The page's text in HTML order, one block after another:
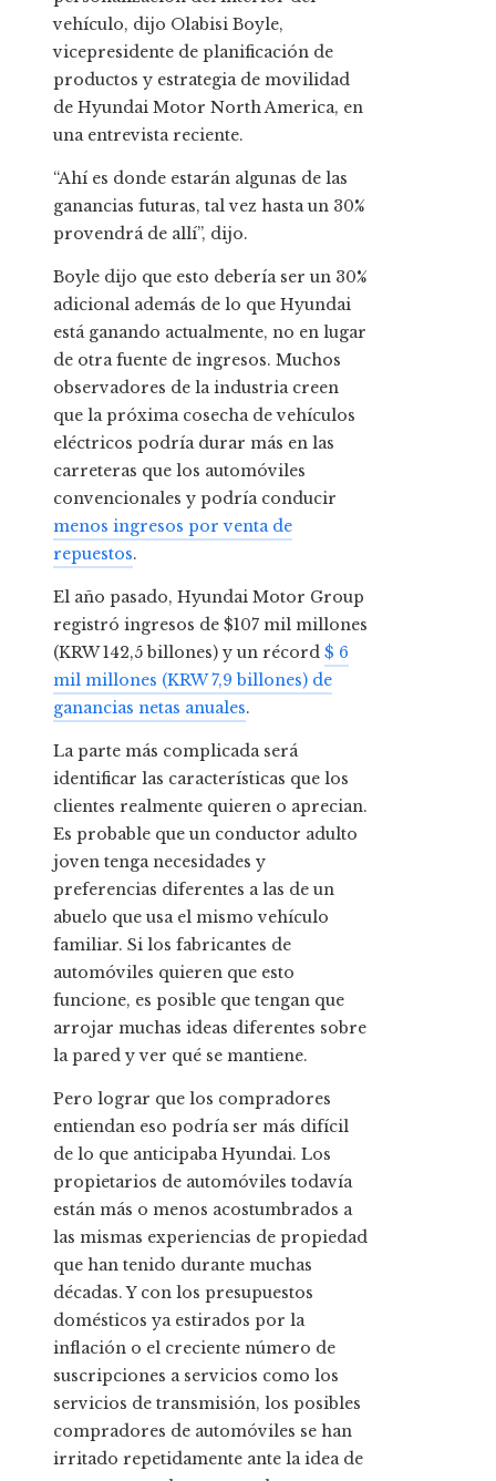
vehículo, dijo Olabisi Boyle,
vicepresidente de planificación de
productos y estrategia de movilidad
de Hyundai Motor North America, en
una entrevista reciente.
“Ahí es donde estarán algunas de las
ganancias futuras, tal vez hasta un 30%
provendrá de allí”, dijo.
Boyle dijo que esto debería ser un 30%
adicional además de lo que Hyundai
está ganando actualmente, no en lugar
de otra fuente de ingresos. Muchos
observadores de la industria creen
que la próxima cosecha de vehículos
eléctricos podría durar más en las
carreteras que los automóviles
convencionales y podría conducir
menos ingresos por venta de
repuestos.
El año pasado, Hyundai Motor Group
registró ingresos de $107 mil millones
(KRW 142,5 billones) y un récord $ 6
mil millones (KRW 7,9 billones) de
ganancias netas anuales.
La parte más complicada será
identificar las características que los
clientes realmente quieren o aprecian.
Es probable que un conductor adulto
joven tenga necesidades y
preferencias diferentes a las de un
abuelo que usa el mismo vehículo
familiar. Si los fabricantes de
automóviles quieren que esto
funcione, es posible que tengan que
arrojar muchas ideas diferentes sobre
la pared y ver qué se mantiene.
Pero lograr que los compradores
entiendan eso podría ser más difícil
de lo que anticipaba Hyundai. Los
propietarios de automóviles todavía
están más o menos acostumbrados a
las mismas experiencias de propiedad
que han tenido durante muchas
décadas. Y con los presupuestos
domésticos ya estirados por la
inflación o el creciente número de
suscripciones a servicios como los
servicios de transmisión, los posibles
compradores de automóviles se han
irritado repetidamente ante la idea de